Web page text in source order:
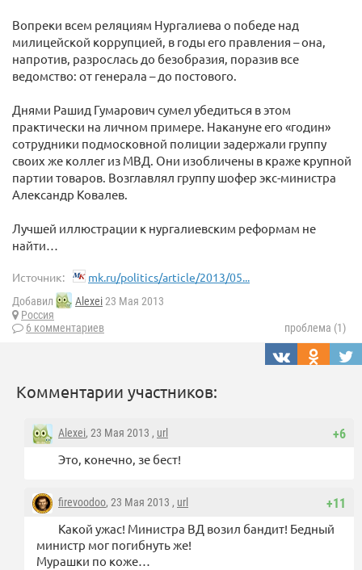
Вопреки всем реляциям Нургалиева о победе над
милицейской коррупцией, в годы его правления – она,
напротив, разрослась до безобразия, поразив все
ведомство: от генерала – до постового.
Днями Рашид Гумарович сумел убедиться в этом
практически на личном примере. Накануне его «годин»
сотрудники подмосковной полиции задержали группу
своих же коллег из МВД. Они изобличены в краже крупной
партии товаров. Возглавлял группу шофер экс-министра
Александр Ковалев.
Лучшей иллюстрации к нургалиевским реформам не
найти…
Источник: mk.ru/politics/article/2013/05...
Добавил Alexei23 Мая 2013
Россия
6 комментариев
проблема (1)
Комментарии участников:
+6
Alexei, 23 Мая 2013 , url
Это, конечно, зе бест!
+11
firevoodoo, 23 Мая 2013 , url
Какой ужас! Министра ВД возил бандит! Бедный
министр мог погибнуть же!
Мурашки по коже…